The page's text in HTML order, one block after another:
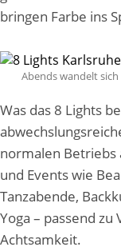
bringen Farbe ins
Abends wandelt
Was das 8 Lights
normalen
und Events wie
Tanzabende,
Yoga – passend
Achtsamkeit.